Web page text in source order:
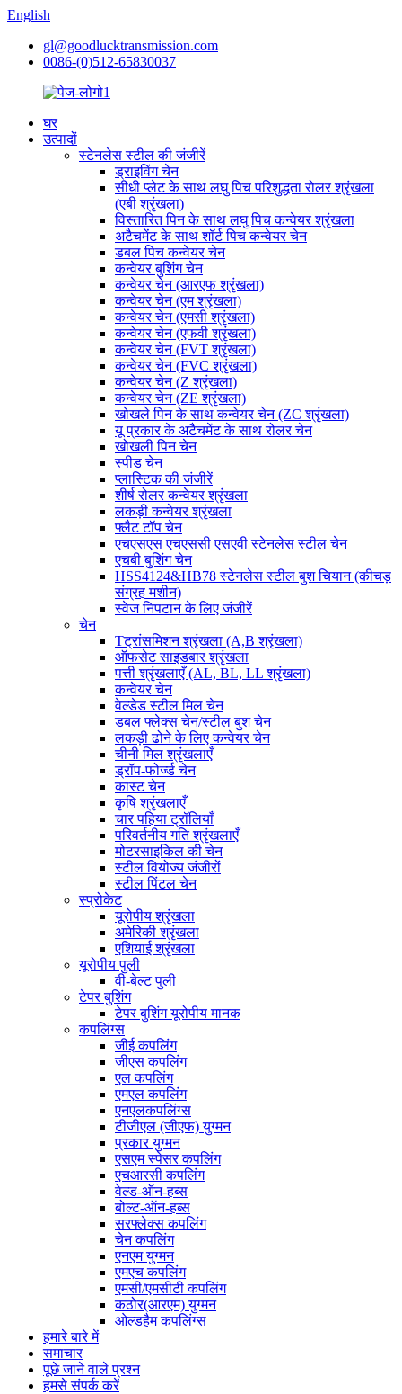
English
gl@goodlucktransmission.com
0086-(0)512-65830037
घर
उत्पादों
स्टेनलेस स्टील की जंजीरें
ड्राइविंग चेन
सीधी प्लेट के साथ लघु पिच परिशुद्धता रोलर श्रृंखला
(एबी श्रृंखला)
विस्तारित पिन के साथ लघु पिच कन्वेयर श्रृंखला
अटैचमेंट के साथ शॉर्ट पिच कन्वेयर चेन
डबल पिच कन्वेयर चेन
कन्वेयर बुशिंग चेन
कन्वेयर चेन (आरएफ श्रृंखला)
कन्वेयर चेन (एम श्रृंखला)
कन्वेयर चेन (एमसी श्रृंखला)
कन्वेयर चेन (एफवी श्रृंखला)
कन्वेयर चेन (FVT श्रृंखला)
कन्वेयर चेन (FVC श्रृंखला)
कन्वेयर चेन (Z श्रृंखला)
कन्वेयर चेन (ZE श्रृंखला)
खोखले पिन के साथ कन्वेयर चेन (ZC श्रृंखला)
यू प्रकार के अटैचमेंट के साथ रोलर चेन
खोखली पिन चेन
स्पीड चेन
प्लास्टिक की जंजीरें
शीर्ष रोलर कन्वेयर श्रृंखला
लकड़ी कन्वेयर श्रृंखला
फ्लैट टॉप चेन
एचएसएस एचएससी एसएवी स्टेनलेस स्टील चेन
एचबी बुशिंग चेन
HSS4124&HB78 स्टेनलेस स्टील बुश चियान (कीचड़
संग्रह मशीन)
स्वेज निपटान के लिए जंजीरें
चेन
Tट्रांसमिशन श्रृंखला (A,B श्रृंखला)
ऑफसेट साइडबार श्रृंखला
पत्ती श्रृंखलाएँ (AL, BL, LL श्रृंखला)
कन्वेयर चेन
वेल्डेड स्टील मिल चेन
डबल फ्लेक्स चेन/स्टील बुश चेन
लकड़ी ढोने के लिए कन्वेयर चेन
चीनी मिल श्रृंखलाएँ
ड्रॉप-फोर्ज्ड चेन
कास्ट चेन
कृषि श्रृंखलाएँ
चार पहिया ट्रॉलियाँ
परिवर्तनीय गति श्रृंखलाएँ
मोटरसाइकिल की चेन
स्टील वियोज्य जंजीरों
स्टील पिंटल चेन
स्प्रोकेट
यूरोपीय श्रृंखला
अमेरिकी श्रृंखला
एशियाई श्रृंखला
यूरोपीय पुली
वी-बेल्ट पुली
टेपर बुशिंग
टेपर बुशिंग यूरोपीय मानक
कपलिंग्स
जीई कपलिंग
जीएस कपलिंग
एल कपलिंग
एमएल कपलिंग
एनएलकपलिंग्स
टीजीएल (जीएफ) युग्मन
प्रकार युग्मन
एसएम स्पेसर कपलिंग
एचआरसी कपलिंग
वेल्ड-ऑन-हब्स
बोल्ट-ऑन-हब्स
सरफ्लेक्स कपलिंग
चेन कपलिंग
एनएम युग्मन
एमएच कपलिंग
एमसी/एमसीटी कपलिंग
कठोर(आरएम) युग्मन
ओल्डहैम कपलिंग्स
हमारे बारे में
समाचार
पूछे जाने वाले प्रश्न
हमसे संपर्क करें